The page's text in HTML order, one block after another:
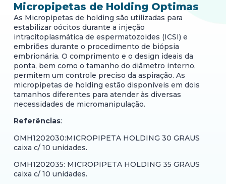
Micropipetas de Holding Optimas
As Micropipetas de holding são utilizadas para
estabilizar oócitos durante a injeção
intracitoplasmática de espermatozoides (ICSI) e
embriões durante o procedimento de biópsia
embrionária. O comprimento e o design ideais da
ponta, bem como o tamanho do diâmetro interno,
permitem um controle preciso da aspiração. As
micropipetas de holding estão disponíveis em dois
tamanhos diferentes para atender às diversas
necessidades de micromanipulação.
Referências:
OMH1202030:MICROPIPETA HOLDING 30 GRAUS
caixa c/ 10 unidades.
OMH1202035: MICROPIPETA HOLDING 35 GRAUS
caixa c/ 10 unidades.